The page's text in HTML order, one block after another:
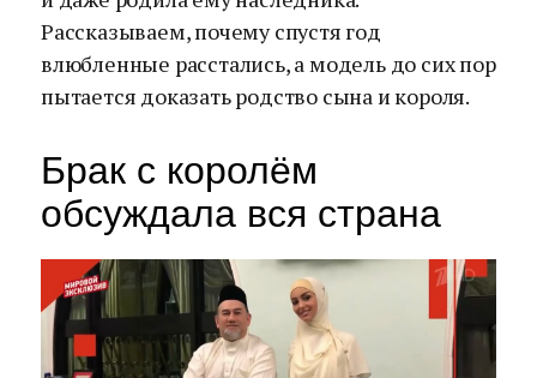
Рассказываем, почему спустя год
влюбленные расстались, а модель до сих пор
пытается доказать родство сына и короля.
Брак с королём
обсуждала вся страна